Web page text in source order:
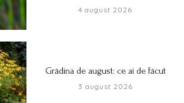
4 august 2026
Grădina de august: ce ai de făcut
3 august 2026